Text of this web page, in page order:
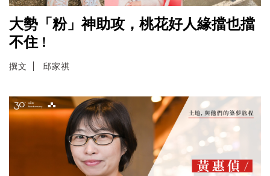
大勢「粉」神助攻，桃花好人緣擋也擋
不住 !
撰文 邱家祺